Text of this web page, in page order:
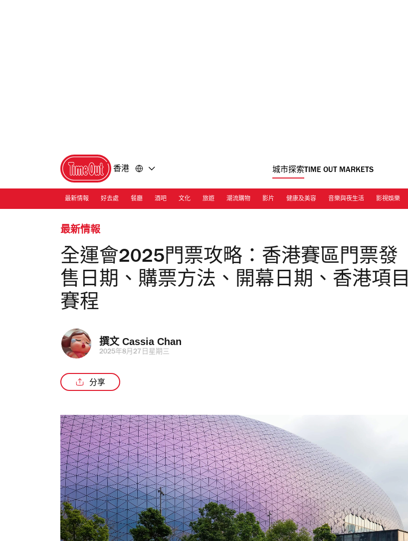
香港 城市探索TIME OUT MARKETS
最新情報 好去處 餐廳 酒吧 文化 旅遊 潮流購物 影片 健康及美容 音樂與夜生活 影視娛樂
最新情報
全運會2025門票攻略：香港賽區門票發
售日期、購票方法、開幕日期、香港項目
賽程
撰文 Cassia Chan
2025年8月27日星期三
分享